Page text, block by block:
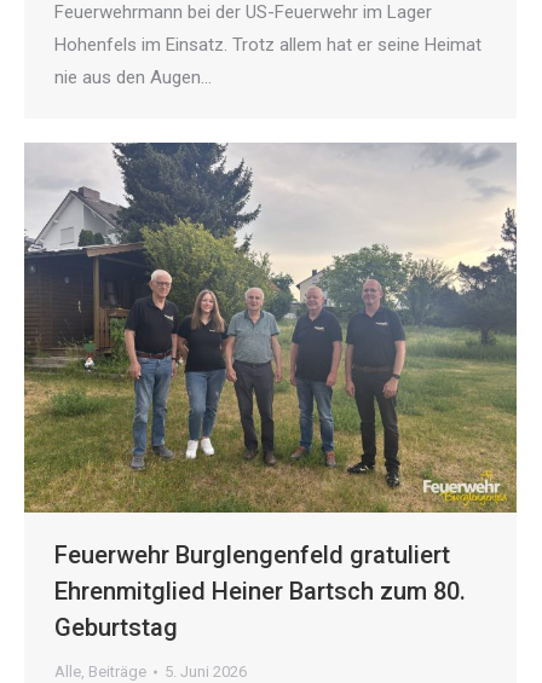
Feuerwehrmann bei der US-Feuerwehr im Lager
Hohenfels im Einsatz. Trotz allem hat er seine Heimat
nie aus den Augen…
Feuerwehr Burglengenfeld gratuliert
Ehrenmitglied Heiner Bartsch zum 80.
Geburtstag
Alle, Beiträge 5. Juni 2026